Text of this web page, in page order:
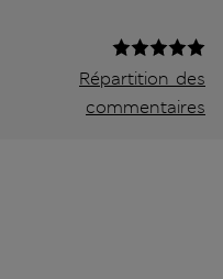
Répartition des
commentaires